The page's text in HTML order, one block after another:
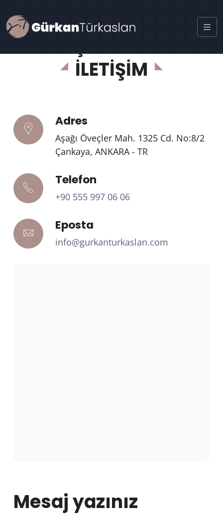
iletişim kanalları
İLETİŞİM
Adres
Aşağı Öveçler Mah. 1325 Cd. No:8/2
Çankaya, ANKARA - TR
Telefon
+90 555 997 06 06
Eposta
info@gurkanturkaslan.com
Mesaj yazınız